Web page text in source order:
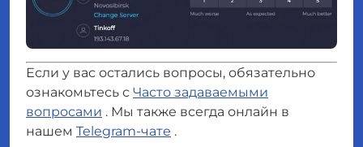
Если у вас остались вопросы, обязательно
ознакомьтесь с Часто задаваемыми
вопросами . Мы также всегда онлайн в
нашем Telegram-чате .